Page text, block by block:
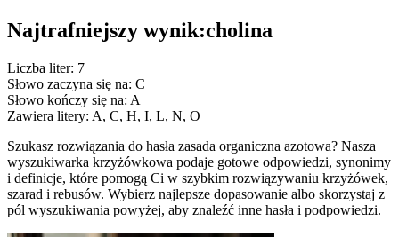
Najtrafniejszy wynik:cholina
Liczba liter: 7
Słowo zaczyna się na: C
Słowo kończy się na: A
Zawiera litery: A, C, H, I, L, N, O
Szukasz rozwiązania do hasła zasada organiczna azotowa? Nasza
wyszukiwarka krzyżówkowa podaje gotowe odpowiedzi, synonimy
i definicje, które pomogą Ci w szybkim rozwiązywaniu krzyżówek,
szarad i rebusów. Wybierz najlepsze dopasowanie albo skorzystaj z
pól wyszukiwania powyżej, aby znaleźć inne hasła i podpowiedzi.